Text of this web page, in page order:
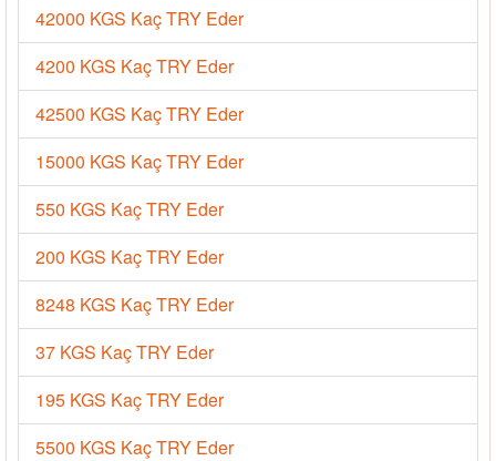
42000 KGS Kaç TRY Eder
4200 KGS Kaç TRY Eder
42500 KGS Kaç TRY Eder
15000 KGS Kaç TRY Eder
550 KGS Kaç TRY Eder
200 KGS Kaç TRY Eder
8248 KGS Kaç TRY Eder
37 KGS Kaç TRY Eder
195 KGS Kaç TRY Eder
5500 KGS Kaç TRY Eder